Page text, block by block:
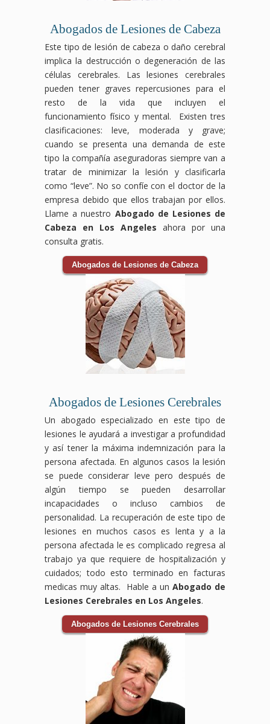
Abogados de Lesiones de Cabeza
Este tipo de lesión de cabeza o daño cerebral
implica la destrucción o degeneración de las
células cerebrales. Las lesiones cerebrales
pueden tener graves repercusiones para el
resto de la vida que incluyen el
funcionamiento físico y mental. Existen tres
clasificaciones: leve, moderada y grave;
cuando se presenta una demanda de este
tipo la compañía aseguradoras siempre van a
tratar de minimizar la lesión y clasificarla
como “leve”. No so confíe con el doctor de la
empresa debido que ellos trabajan por ellos.
Llame a nuestro Abogado de Lesiones de
Cabeza en Los Angeles ahora por una
consulta gratis.
Abogados de Lesiones de Cabeza
Abogados de Lesiones Cerebrales
Un abogado especializado en este tipo de
lesiones le ayudará a investigar a profundidad
y así tener la máxima indemnización para la
persona afectada. En algunos casos la lesión
se puede considerar leve pero después de
algún tiempo se pueden desarrollar
incapacidades o incluso cambios de
personalidad. La recuperación de este tipo de
lesiones en muchos casos es lenta y a la
persona afectada le es complicado regresa al
trabajo ya que requiere de hospitalización y
cuidados; todo esto terminado en facturas
medicas muy altas. Hable a un Abogado de
Lesiones Cerebrales en Los Angeles.
Abogados de Lesiones Cerebrales